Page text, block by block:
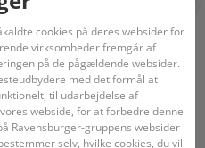
som børn
motiver,
hver
cookies på deres websider for
virksomheder fremgår af
på de pågældende websider.
med det formål at
til udarbejdelse af
webside, for at forbedre denne
Ravensburger-gruppens websider
selv, hvilke cookies, du vil